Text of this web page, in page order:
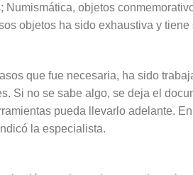
objetos
objetos ha sido exhaustiva y
que fue necesaria, ha sido
Si no se sabe algo, se deja el
pueda llevarlo adelante.
la especialista.